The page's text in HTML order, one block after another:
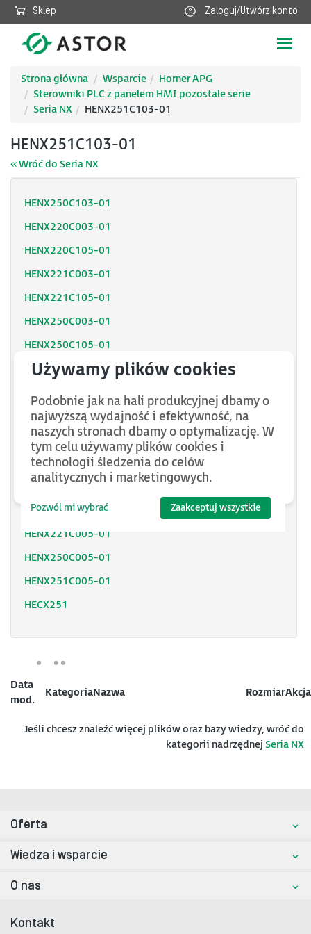
Sklep Zaloguj/Utwórz konto
Strona główna
Wsparcie
Horner APG
Sterowniki PLC z panelem HMI pozostale serie
Seria NX
HENX251C103-01
HENX251C103-01
« Wróć do Seria NX
HENX250C103-01
HENX220C003-01
HENX220C105-01
HENX221C003-01
HENX221C105-01
HENX250C003-01
HENX250C105-01
HENX251C003-01
HENX251C105-01
HENX251C103-01
HENX220C103-01
HENX261C105-01
HENX221C103-01
HENX220C005-01
HENX221C005-01
HENX250C005-01
HENX251C005-01
HECX251
Data
mod.
KategoriaNazwa RozmiarAkcja
Jeśli chcesz znaleźć więcej plików oraz bazy wiedzy, wróć do
kategorii nadrzędnej Seria NX
Oferta
Wiedza i wsparcie
O nas
Kontakt
Podobnie jak na hali produkcyjnej dbamy o
najwyższą wydajność i efektywność, na
naszych stronach dbamy o optymalizację. W
tym celu używamy plików cookies i
technologii śledzenia do celów
analitycznych i marketingowych.
Pozwól mi wybrać Zaakceptuj wszystkie